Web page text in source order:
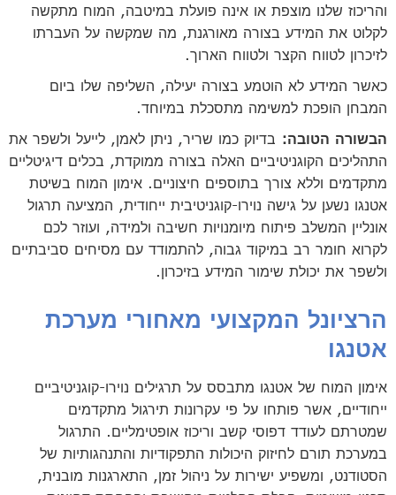
והריכוז שלנו מוצפת או אינה פועלת במיטבה, המוח מתקשה
לקלוט את המידע בצורה מאורגנת, מה שמקשה על העברתו
לזיכרון לטווח הקצר ולטווח הארוך.
כאשר המידע לא הוטמע בצורה יעילה, השליפה שלו ביום
המבחן הופכת למשימה מתסכלת במיוחד.
הבשורה הטובה: בדיוק כמו שריר, ניתן לאמן, לייעל ולשפר את
התהליכים הקוגניטיביים האלה בצורה ממוקדת, בכלים דיגיטליים
מתקדמים וללא צורך בתוספים חיצוניים. אימון המוח בשיטת
אטנגו נשען על גישה נוירו-קוגניטיבית ייחודית, המציעה תרגול
אונליין המשלב פיתוח מיומנויות חשיבה ולמידה, ועוזר לכם
לקרוא חומר רב במיקוד גבוה, להתמודד עם מסיחים סביבתיים
ולשפר את יכולת שימור המידע בזיכרון.
הרציונל המקצועי מאחורי מערכת
אטנגו
אימון המוח של אטנגו מתבסס על תרגילים נוירו-קוגניטיביים
ייחודיים, אשר פותחו על פי עקרונות תירגול מתקדמים
שמטרתם לעודד דפוסי קשב וריכוז אופטימליים. התרגול
במערכת תורם לחיזוק היכולות התפקודיות והתנהגותיות של
הסטודנט, ומשפיע ישירות על ניהול זמן, התארגנות מובנית,